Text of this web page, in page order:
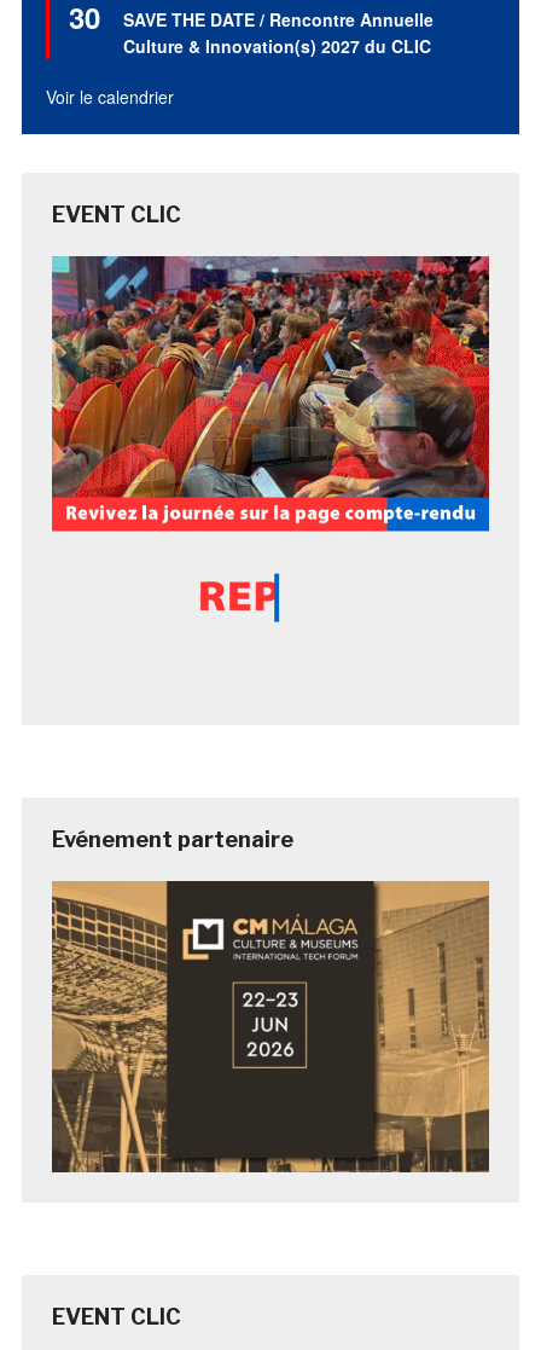
30
en
avant
SAVE THE DATE / Rencontre Annuelle
Culture & Innovation(s) 2027 du CLIC
Voir le calendrier
EVENT CLIC
Evénement partenaire
EVENT CLIC